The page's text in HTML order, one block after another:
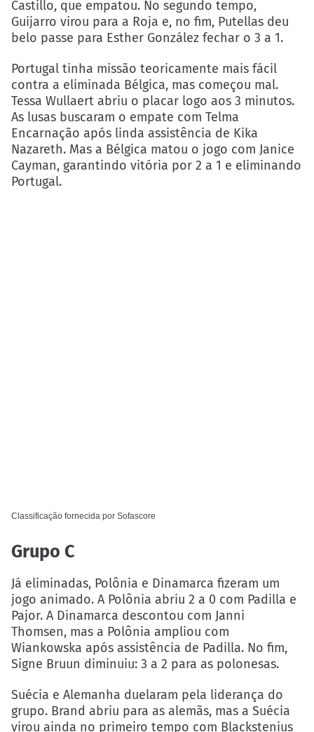
Castillo, que empatou. No segundo tempo,
Guijarro virou para a Roja e, no fim, Putellas deu
belo passe para Esther González fechar o 3 a 1.
Portugal tinha missão teoricamente mais fácil
contra a eliminada Bélgica, mas começou mal.
Tessa Wullaert abriu o placar logo aos 3 minutos.
As lusas buscaram o empate com Telma
Encarnação após linda assistência de Kika
Nazareth. Mas a Bélgica matou o jogo com Janice
Cayman, garantindo vitória por 2 a 1 e eliminando
Portugal.
Classificação fornecida por Sofascore
Grupo C
Já eliminadas, Polônia e Dinamarca fizeram um
jogo animado. A Polônia abriu 2 a 0 com Padilla e
Pajor. A Dinamarca descontou com Janni
Thomsen, mas a Polônia ampliou com
Wiankowska após assistência de Padilla. No fim,
Signe Bruun diminuiu: 3 a 2 para as polonesas.
Suécia e Alemanha duelaram pela liderança do
grupo. Brand abriu para as alemãs, mas a Suécia
virou ainda no primeiro tempo com Blackstenius